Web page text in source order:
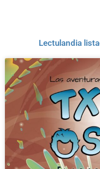
Lectulandia